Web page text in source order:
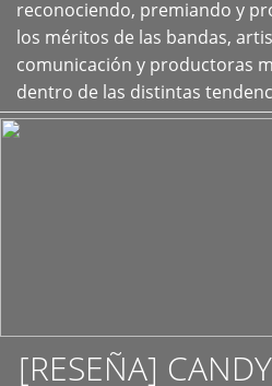
reconociendo, premiando y
los méritos de las bandas,
comunicación y productoras
dentro de las distintas
[RESEÑA]